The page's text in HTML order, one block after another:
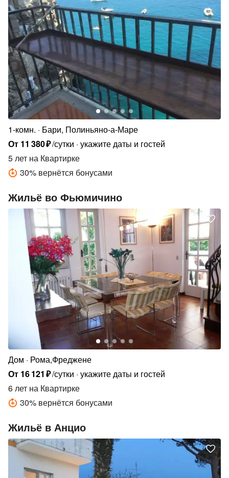
1-комн.
Бари, Полиньяно-а-Маре
От 11 380₽/сутки укажите даты и гостей
5 лет на Квартирке
30% вернётся бонусами
Жильё во Фьюмичино
Дом
Рома,Фреджене
От 16121 ₽/сутки укажите даты и гостей
6 лет на Квартирке
30% вернётся бонусами
Жильё в Анцио